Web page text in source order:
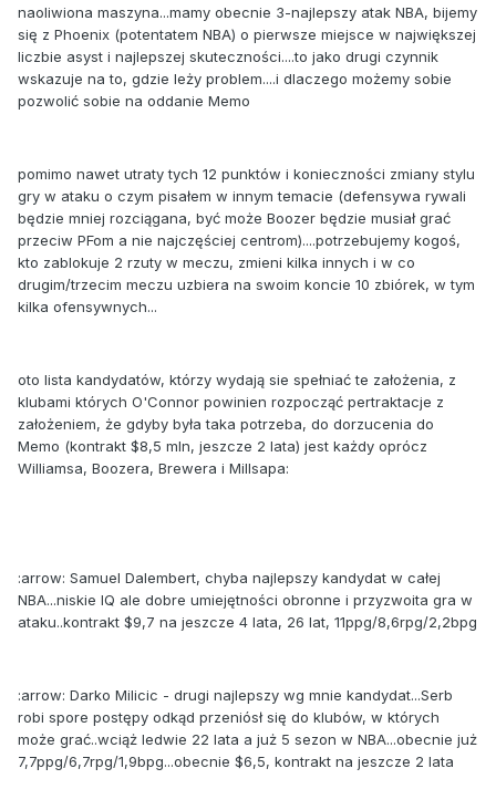
naoliwiona maszyna...mamy obecnie 3-najlepszy atak NBA, bijemy
się z Phoenix (potentatem NBA) o pierwsze miejsce w największej
liczbie asyst i najlepszej skuteczności....to jako drugi czynnik
wskazuje na to, gdzie leży problem....i dlaczego możemy sobie
pozwolić sobie na oddanie Memo
pomimo nawet utraty tych 12 punktów i konieczności zmiany stylu
gry w ataku o czym pisałem w innym temacie (defensywa rywali
będzie mniej rozciągana, być może Boozer będzie musiał grać
przeciw PFom a nie najczęściej centrom)....potrzebujemy kogoś,
kto zablokuje 2 rzuty w meczu, zmieni kilka innych i w co
drugim/trzecim meczu uzbiera na swoim koncie 10 zbiórek, w tym
kilka ofensywnych...
oto lista kandydatów, którzy wydają sie spełniać te założenia, z
klubami których O'Connor powinien rozpocząć pertraktacje z
założeniem, że gdyby była taka potrzeba, do dorzucenia do
Memo (kontrakt $8,5 mln, jeszcze 2 lata) jest każdy oprócz
Williamsa, Boozera, Brewera i Millsapa:
:arrow: Samuel Dalembert, chyba najlepszy kandydat w całej
NBA...niskie IQ ale dobre umiejętności obronne i przyzwoita gra w
ataku..kontrakt $9,7 na jeszcze 4 lata, 26 lat, 11ppg/8,6rpg/2,2bpg
:arrow: Darko Milicic - drugi najlepszy wg mnie kandydat...Serb
robi spore postępy odkąd przeniósł się do klubów, w których
może grać..wciąż ledwie 22 lata a już 5 sezon w NBA...obecnie już
7,7ppg/6,7rpg/1,9bpg...obecnie $6,5, kontrakt na jeszcze 2 lata